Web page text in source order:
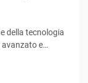
della tecnologia
avanzato e